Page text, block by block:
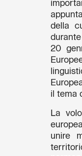
della
20
il tema
La
unire